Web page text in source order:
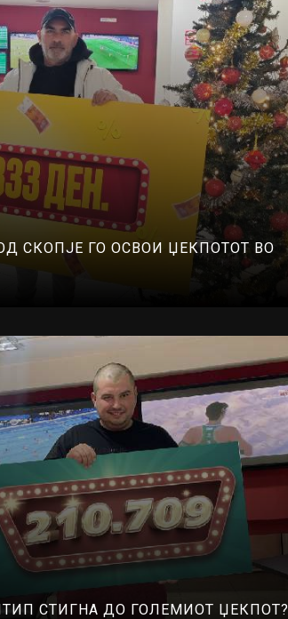
СКОПЈЕ ГО ОСВОИ ЏЕКПОТОТ ВО
СТИГНА ДО ГОЛЕМИОТ ЏЕКПОТ?